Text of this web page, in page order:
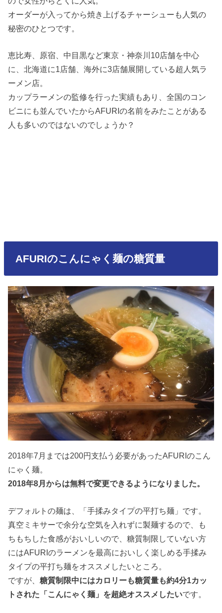
オーダーが入ってから焼き上げるチャーシューも人気の
秘密のひとつです。
恵比寿、原宿、中目黒など東京・神奈川10店舗を中心
に、北海道に1店舗、海外に3店舗展開している超人気ラ
ーメン店。
カップラーメンの監修を行った実績もあり、全国のコン
ビニにも並んでいたからAFURIの名前をみたことがある
人も多いのではないのでしょうか？
AFURIのこんにゃく麺の糖質量
2018年7月までは200円支払う必要があったAFURIのこん
にゃく麺。
2018年8月からは無料で変更できるようになりました。
デフォルトの麺は、「手揉みタイプの平打ち麺」です。
真空ミキサーで余分な空気を入れずに製麺するので、も
ちもちした食感がおいしいので、糖質制限していない方
にはAFURIのラーメンを最高においしく楽しめる手揉み
タイプの平打ち麺をオススメしたいところ。
ですが、糖質制限中にはカロリーも糖質量も約4分1カッ
トされた「こんにゃく麺」を超絶オススメしたいです。